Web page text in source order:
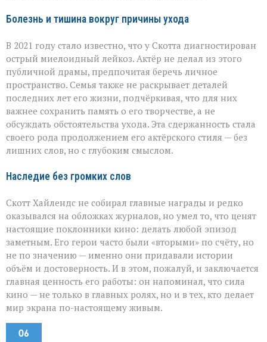
Болезнь и тишина вокруг причины ухода
В 2021 году стало известно, что у Скотта диагностирован
острый миелоидный лейкоз. Актёр не делал из этого
публичной драмы, предпочитая беречь личное
пространство. Семья также не раскрывает деталей
последних лет его жизни, подчёркивая, что для них
важнее сохранить память о его творчестве, а не
обсуждать обстоятельства ухода. Эта сдержанность стала
своего рода продолжением его актёрского стиля — без
лишних слов, но с глубоким смыслом.
Наследие без громких слов
Скотт Хайлендс не собирал главные награды и редко
оказывался на обложках журналов, но умел то, что ценят
настоящие поклонники кино: делать любой эпизод
заметным. Его герои часто были «вторыми» по счёту, но
не по значению — именно они придавали истории
объём и достоверность. И в этом, пожалуй, и заключается
главная ценность его работы: он напоминал, что сила
кино — не только в главных ролях, но и в тех, кто делает
мир экрана по-настоящему живым.
06